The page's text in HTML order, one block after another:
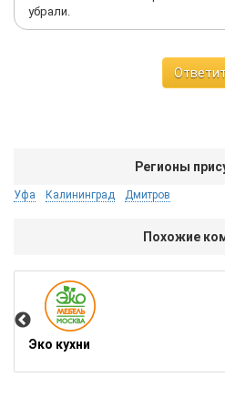
убрали.
Регионы
Уфа Калининград Дмитров
Похожие
Эко кухни